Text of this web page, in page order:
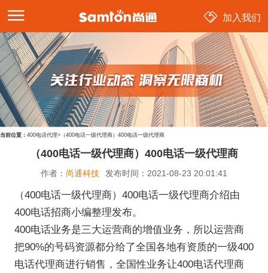
加入我们
当前位置： 400电话代理> （400电话一级代理商）400电话一级代理商
（400电话一级代理商）400电话一级代理商
作者： 尚通科技 发布时间： 2021-08-23 20:01:41
（400电话一级代理商）400电话一级代理商介绍由
400电话招商小编整理发布。
400电话业务是三大运营商的增值业务，所以运营商
把90%的号码资源都分给了全国各地有资质的一级400
电话代理商进行销售，全国性业务让400电话代理商